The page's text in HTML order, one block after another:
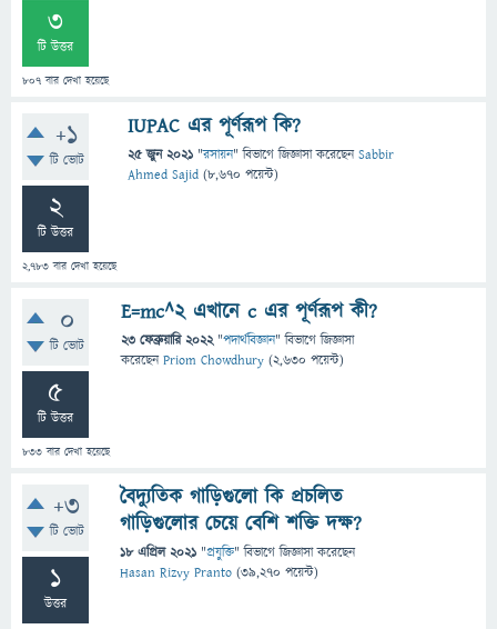
3
টি উত্তর
807 বার দেখা হয়েছে
+1
টি ভোট
2
টি উত্তর
2,783 বার দেখা হয়েছে
IUPAC এর পূর্ণরূপ কি?
25 জুন 2021 "রসায়ন" বিভাগে জিজ্ঞাসাকরেছেনSabbir
Ahmed Sajid (8,670 পয়েন্ট)
0
টি ভোট
5
টি উত্তর
833 বার দেখা হয়েছে
E=mc^2 এখানে c এর পূর্ণরূপ কী?
23 ফেব্রুয়ারি 2022 "পদার্থবিজ্ঞান" বিভাগে জিজ্ঞাসা
করেছেনPriom Chowdhury (2,630 পয়েন্ট)
+3
টি ভোট
1
উত্তর
বৈদ্যুতিক গাড়িগুলো কি প্রচলিত
গাড়িগুলোর চেয়ে বেশি শক্তি দক্ষ?
18 এপ্রিল 2021 "প্রযুক্তি" বিভাগে জিজ্ঞাসাকরেছেন
Hasan Rizvy Pranto (39,270 পয়েন্ট)